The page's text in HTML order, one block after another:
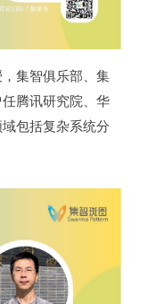
集智俱乐部、集
腾讯研究院、华
包括复杂系统分